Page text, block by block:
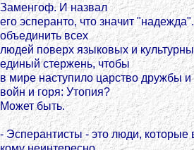
Заменгоф. И назвал
его эсперанто, что значит
объединить всех
людей поверх языковых и
единый стержень, чтобы
в мире наступило царство дружбы
войн и горя: Утопия?
Может быть.
- Эсперантисты - это люди, которые